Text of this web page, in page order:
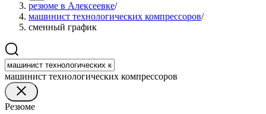
резюме в Алексеевке/
машинист технологических компрессоров/
сменный график
машинист технологических компрессоров
Резюме